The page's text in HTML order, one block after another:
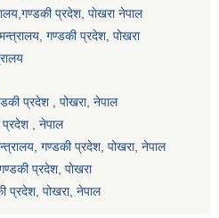
प्रदेश, पाेखरा नेपाल
गण्डकी प्रदेश, पोखरा
प्रदेश , पोखरा, नेपाल
प्रदेश , नेपाल
गण्डकी प्रदेश, पोखरा, नेपाल
प्रदेश, पाेखरा
प्रदेश, पोखरा, नेपाल